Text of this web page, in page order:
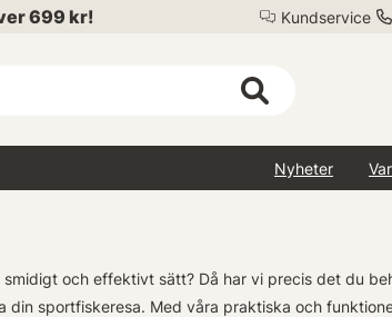
699 kr! Kundservice
Nyheter
och effektivt sätt? Då har vi precis det du
din sportfiskeresa. Med våra praktiska och